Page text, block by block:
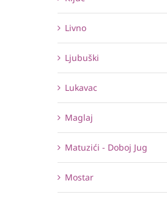
Livno
Ljubuški
Lukavac
Maglaj
Matuzići - Doboj Jug
Mostar